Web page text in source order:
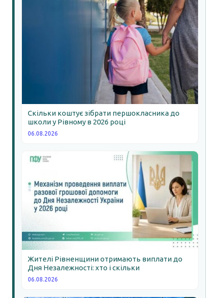
Скільки коштує зібрати першокласника до
школи у Рівному в 2026 році
06.08.2026
Жителі Рівненщини отримають виплати до
Дня Незалежності: хто і скільки
06.08.2026